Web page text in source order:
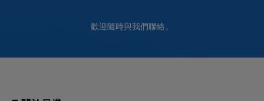
歡迎隨時與我們聯絡。